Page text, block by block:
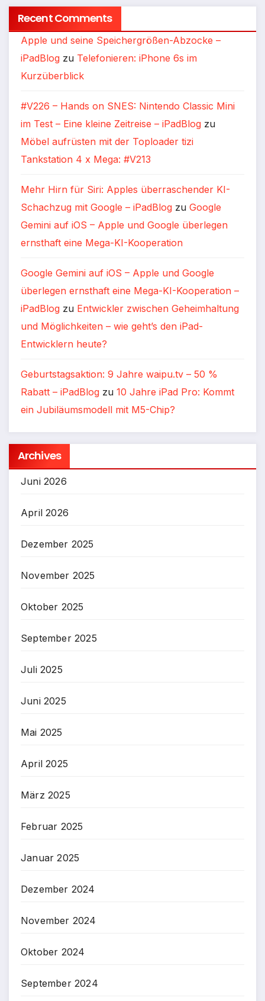
Recent Comments
Apple und seine Speichergrößen-Abzocke –
iPadBlog zu Telefonieren: iPhone 6s im
Kurzüberblick
#V226 – Hands on SNES: Nintendo Classic Mini
im Test – Eine kleine Zeitreise – iPadBlog zu
Möbel aufrüsten mit der Toploader tizi
Tankstation 4 x Mega: #V213
Mehr Hirn für Siri: Apples überraschender KI-
Schachzug mit Google – iPadBlog zu Google
Gemini auf iOS – Apple und Google überlegen
ernsthaft eine Mega-KI-Kooperation
Google Gemini auf iOS – Apple und Google
überlegen ernsthaft eine Mega-KI-Kooperation –
iPadBlog zu Entwickler zwischen Geheimhaltung
und Möglichkeiten – wie geht’s den iPad-
Entwicklern heute?
Geburtstagsaktion: 9 Jahre waipu.tv – 50 %
Rabatt – iPadBlog zu 10 Jahre iPad Pro: Kommt
ein Jubiläumsmodell mit M5-Chip?
Archives
Juni 2026
April 2026
Dezember 2025
November 2025
Oktober 2025
September 2025
Juli 2025
Juni 2025
Mai 2025
April 2025
März 2025
Februar 2025
Januar 2025
Dezember 2024
November 2024
Oktober 2024
September 2024